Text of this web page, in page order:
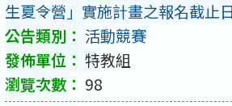
生夏令營」實施計畫之報名截止
活動競賽
特教組
98